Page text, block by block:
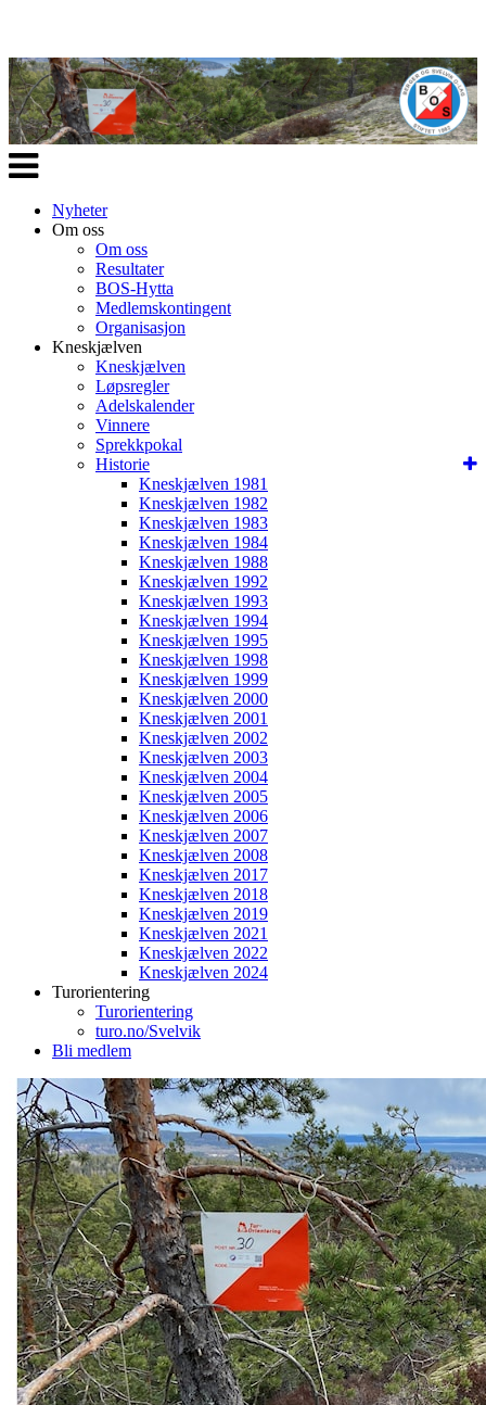
Veksle
navigasjon
Nyheter
Om oss
Om oss
Resultater
BOS-Hytta
Medlemskontingent
Organisasjon
Kneskjælven
Kneskjælven
Løpsregler
Adelskalender
Vinnere
Sprekkpokal
Historie
Kneskjælven 1981
Kneskjælven 1982
Kneskjælven 1983
Kneskjælven 1984
Kneskjælven 1988
Kneskjælven 1992
Kneskjælven 1993
Kneskjælven 1994
Kneskjælven 1995
Kneskjælven 1998
Kneskjælven 1999
Kneskjælven 2000
Kneskjælven 2001
Kneskjælven 2002
Kneskjælven 2003
Kneskjælven 2004
Kneskjælven 2005
Kneskjælven 2006
Kneskjælven 2007
Kneskjælven 2008
Kneskjælven 2017
Kneskjælven 2018
Kneskjælven 2019
Kneskjælven 2021
Kneskjælven 2022
Kneskjælven 2024
Turorientering
Turorientering
turo.no/Svelvik
Bli medlem